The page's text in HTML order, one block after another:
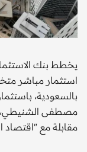
يخطط بنك
استثمار مباشر
مصطفى الشنيطي،
مقابلة مع "اقتصاد